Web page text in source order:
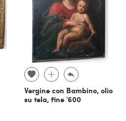
Vergine con Bambino, olio
su tela, fine '600